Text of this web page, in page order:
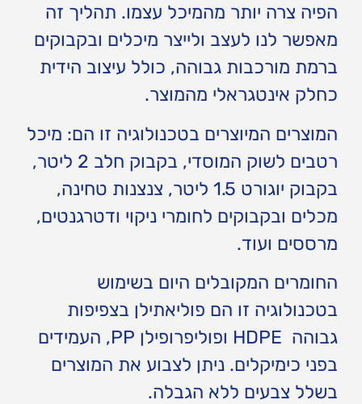
הפיה צרה יותר מהמיכל עצמו. תהליך זה
מאפשר לנו לעצב ולייצר מיכלים ובקבוקים
ברמת מורכבות גבוהה, כולל עיצוב הידית
כחלק אינטגראלי מהמוצר.
המוצרים המיוצרים בטכנולוגיה זו הם: מיכל
רטבים לשוק המוסדי, בקבוק חלב 2 ליטר,
בקבוק יוגורט 1.5 ליטר, צנצנות טחינה,
מכלים ובקבוקים לחומרי ניקוי ודטרגנטים,
מרססים ועוד.
החומרים המקובלים היום בשימוש
בטכנולוגיה זו הם פוליאתילן בצפיפות
גבוהה HDPE ופוליפרופילן PP, העמידים
בפני כימיקלים. ניתן לצבוע את המוצרים
בשלל צבעים ללא הגבלה.